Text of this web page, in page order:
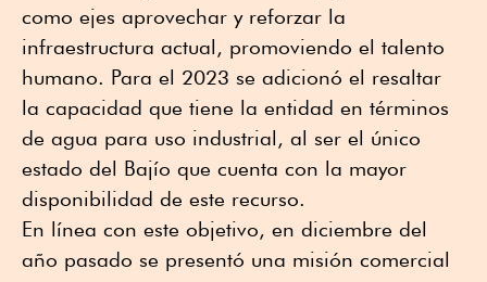
como ejes aprovechar y reforzar la
infraestructura actual, promoviendo el talento
humano. Para el 2023 se adicionó el resaltar
la capacidad que tiene la entidad en términos
de agua para uso industrial, al ser el único
estado del Bajío que cuenta con la mayor
disponibilidad de este recurso.
En línea con este objetivo, en diciembre del
año pasado se presentó una misión comercial